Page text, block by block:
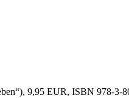
9,95 EUR, ISBN 978-3-